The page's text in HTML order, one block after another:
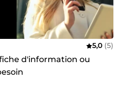
5,0 (5)
d'information ou